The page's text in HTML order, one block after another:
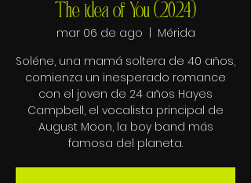
The idea of You (2024)
mar 06 de ago
Mérida
Soléne, una mamá soltera de 40 años,
comienza un inesperado romance
con el joven de 24 años Hayes
Campbell, el vocalista principal de
August Moon, la boy band más